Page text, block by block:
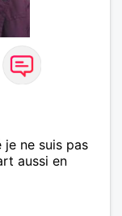
je ne suis pas
aussi en